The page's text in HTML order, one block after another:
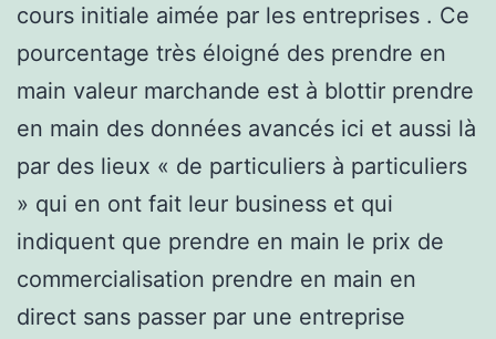
cours initiale aimée par les entreprises . Ce
pourcentage très éloigné des prendre en
main valeur marchande est à blottir prendre
en main des données avancés ici et aussi là
par des lieux « de particuliers à particuliers
» qui en ont fait leur business et qui
indiquent que prendre en main le prix de
commercialisation prendre en main en
direct sans passer par une entreprise